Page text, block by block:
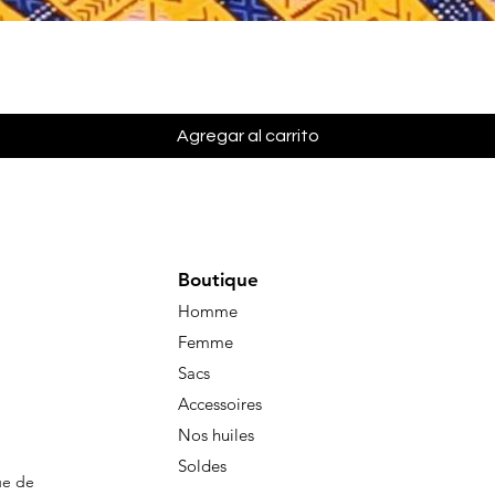
Agregar al carrito
de
Boutique
Homme
Femme
Sacs
Accessoires
Nos huiles
Soldes